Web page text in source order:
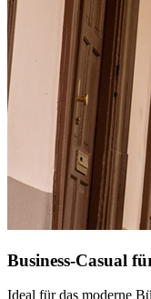
Business-Casual
Ideal für das moderne